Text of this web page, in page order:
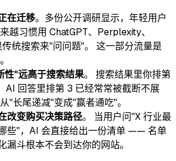
在迁移。多份公开调研显示，年轻用户
越习惯用 ChatGPT、Perplexity、
统搜索来"问问题"。 这一部分流量是
性"远高于搜索结果。 搜索结果里你排第
AI 回答里排第 3 已经常常被截断不展
"长尾递减"变成"赢者通吃"。
改变购买决策路径。 当用户问"X 行业最
些"，AI 会直接给出一份清单 —— 名单
漏斗根本不会到达你的网站。